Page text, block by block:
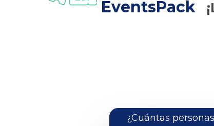
EventsPack
¿Cuántas